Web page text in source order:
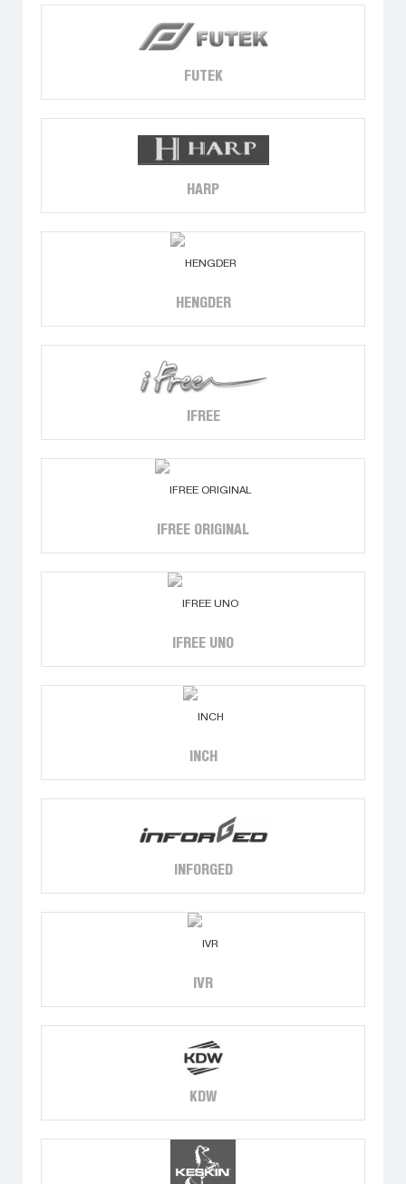
FUTEK
HARP
HENGDER
IFREE
IFREE ORIGINAL
IFREE UNO
INCH
INFORGED
IVR
KDW